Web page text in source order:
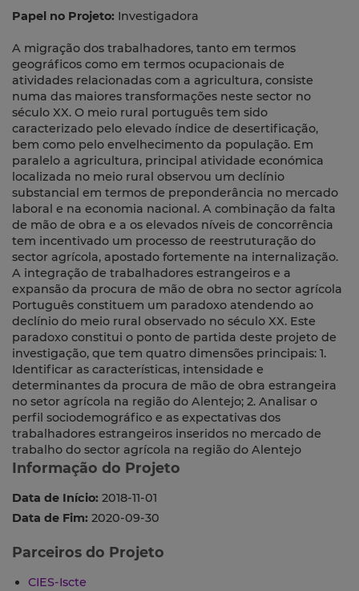
Papel no Projeto: Investigadora
A migração dos trabalhadores, tanto em termos
geográficos como em termos ocupacionais de
atividades relacionadas com a agricultura, consiste
numa das maiores transformações neste sector no
século XX. O meio rural português tem sido
caracterizado pelo elevado índice de desertificação,
bem como pelo envelhecimento da população. Em
paralelo a agricultura, principal atividade económica
localizada no meio rural observou um declínio
substancial em termos de preponderância no mercado
laboral e na economia nacional. A combinação da falta
de mão de obra e a os elevados níveis de concorrência
tem incentivado um processo de reestruturação do
sector agrícola, apostado fortemente na internalização.
A integração de trabalhadores estrangeiros e a
expansão da procura de mão de obra no sector agrícola
Português constituem um paradoxo atendendo ao
declínio do meio rural observado no século XX. Este
paradoxo constitui o ponto de partida deste projeto de
investigação, que tem quatro dimensões principais: 1.
Identificar as características, intensidade e
determinantes da procura de mão de obra estrangeira
no setor agrícola na região do Alentejo; 2. Analisar o
perfil sociodemográfico e as expectativas dos
trabalhadores estrangeiros inseridos no mercado de
trabalho do sector agrícola na região do Alentejo
Informação do Projeto
Data de Início: 2018-11-01
Data de Fim: 2020-09-30
Parceiros do Projeto
CIES-Iscte